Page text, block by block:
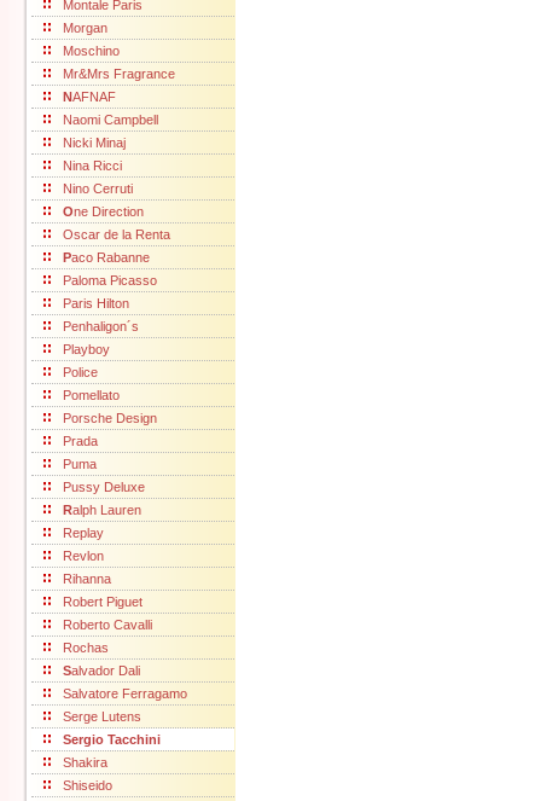
Montale Paris
Morgan
Moschino
Mr&Mrs Fragrance
NAFNAF
Naomi Campbell
Nicki Minaj
Nina Ricci
Nino Cerruti
One Direction
Oscar de la Renta
Paco Rabanne
Paloma Picasso
Paris Hilton
Penhaligon´s
Playboy
Police
Pomellato
Porsche Design
Prada
Puma
Pussy Deluxe
Ralph Lauren
Replay
Revlon
Rihanna
Robert Piguet
Roberto Cavalli
Rochas
Salvador Dali
Salvatore Ferragamo
Serge Lutens
Sergio Tacchini
Shakira
Shiseido